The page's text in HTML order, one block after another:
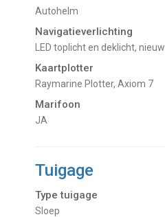
Autohelm
Navigatieverlichting
LED toplicht en deklicht, nieuw
Kaartplotter
Raymarine Plotter, Axiom 7
Marifoon
JA
Tuigage
Type tuigage
Sloep